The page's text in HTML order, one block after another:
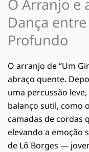
O Arranjo e
Dança
Profundo
O arranjo de “Um
abraço quente.
uma percussão
balanço sutil, como
camadas de cordas
elevando a emoção
de Lô Borges —